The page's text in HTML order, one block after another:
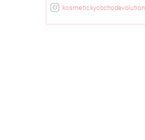
kosmetickyobchodevolution